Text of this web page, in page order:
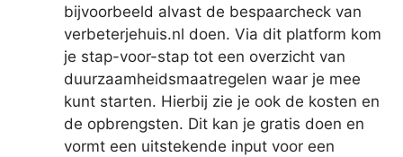
bijvoorbeeld alvast de bespaarcheck van
verbeterjehuis.nl doen. Via dit platform kom
je stap-voor-stap tot een overzicht van
duurzaamheidsmaatregelen waar je mee
kunt starten. Hierbij zie je ook de kosten en
de opbrengsten. Dit kan je gratis doen en
vormt een uitstekende input voor een